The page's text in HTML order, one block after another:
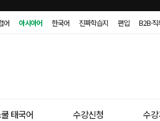
어 아시아어 한국어 진짜학습지 편입 B2B·
태국어 수강신청 수